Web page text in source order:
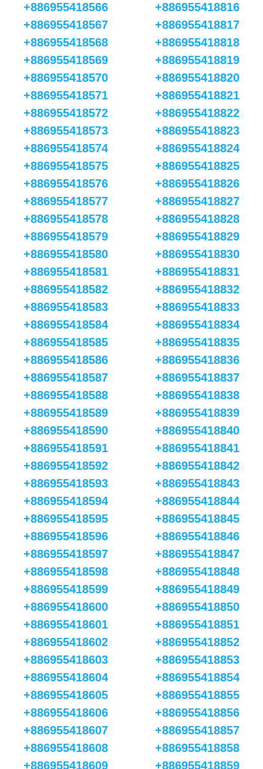
+886955418566
+886955418567
+886955418568
+886955418569
+886955418570
+886955418571
+886955418572
+886955418573
+886955418574
+886955418575
+886955418576
+886955418577
+886955418578
+886955418579
+886955418580
+886955418581
+886955418582
+886955418583
+886955418584
+886955418585
+886955418586
+886955418587
+886955418588
+886955418589
+886955418590
+886955418591
+886955418592
+886955418593
+886955418594
+886955418595
+886955418596
+886955418597
+886955418598
+886955418599
+886955418600
+886955418601
+886955418602
+886955418603
+886955418604
+886955418605
+886955418606
+886955418607
+886955418608
+886955418609
+886955418816
+886955418817
+886955418818
+886955418819
+886955418820
+886955418821
+886955418822
+886955418823
+886955418824
+886955418825
+886955418826
+886955418827
+886955418828
+886955418829
+886955418830
+886955418831
+886955418832
+886955418833
+886955418834
+886955418835
+886955418836
+886955418837
+886955418838
+886955418839
+886955418840
+886955418841
+886955418842
+886955418843
+886955418844
+886955418845
+886955418846
+886955418847
+886955418848
+886955418849
+886955418850
+886955418851
+886955418852
+886955418853
+886955418854
+886955418855
+886955418856
+886955418857
+886955418858
+886955418859